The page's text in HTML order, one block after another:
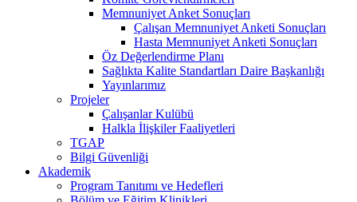
Memnuniyet Anket Sonuçları
Çalışan Memnuniyet Anketi Sonuçları
Hasta Memnuniyet Anketi Sonuçları
Öz Değerlendirme Planı
Sağlıkta Kalite Standartları Daire Başkanlığı
Yayınlarımız
Projeler
Çalışanlar Kulübü
Halkla İlişkiler Faaliyetleri
TGAP
Bilgi Güvenliği
Akademik
Program Tanıtımı ve Hedefleri